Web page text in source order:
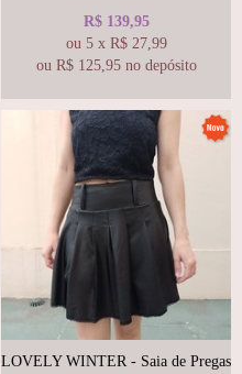
R$ 139,95
ou 5 x R$ 27,99
ou R$ 125,95 no depósito
LOVELY WINTER - Saia de Pregas